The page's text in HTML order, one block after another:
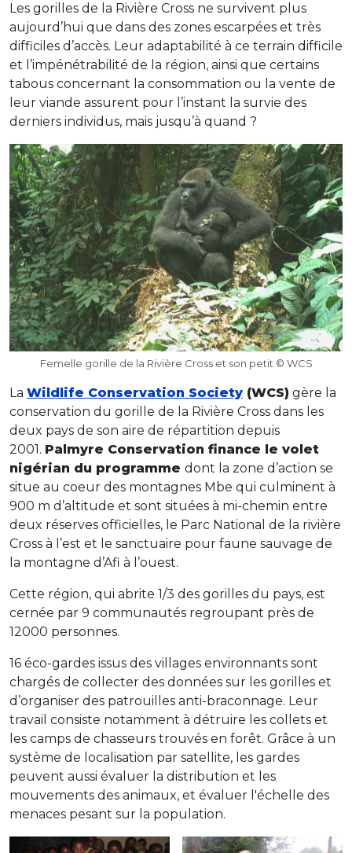
Les gorilles de la Rivière Cross ne survivent plus
aujourd’hui que dans des zones escarpées et très
difficiles d’accès. Leur adaptabilité à ce terrain difficile
et l’impénétrabilité de la région, ainsi que certains
tabous concernant la consommation ou la vente de
leur viande assurent pour l’instant la survie des
derniers individus, mais jusqu’à quand ?
Femelle gorille de la Rivière Cross et son petit © WCS
La Wildlife Conservation Society (WCS) gère la
conservation du gorille de la Rivière Cross dans les
deux pays de son aire de répartition depuis
2001. Palmyre Conservation finance le volet
nigérian du programme dont la zone d’action se
situe au coeur des montagnes Mbe qui culminent à
900 m d’altitude et sont situées à mi-chemin entre
deux réserves officielles, le Parc National de la rivière
Cross à l’est et le sanctuaire pour faune sauvage de
la montagne d’Afi à l’ouest.
Cette région, qui abrite 1/3 des gorilles du pays, est
cernée par 9 communautés regroupant près de
12000 personnes.
16 éco-gardes issus des villages environnants sont
chargés de collecter des données sur les gorilles et
d’organiser des patrouilles anti-braconnage. Leur
travail consiste notamment à détruire les collets et
les camps de chasseurs trouvés en forêt. Grâce à un
système de localisation par satellite, les gardes
peuvent aussi évaluer la distribution et les
mouvements des animaux, et évaluer l'échelle des
menaces pesant sur la population.